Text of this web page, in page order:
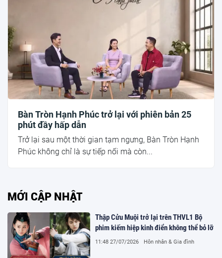
Bàn Tròn Hạnh Phúc trở lại với phiên bản 25
phút đầy hấp dẫn
Trở lại sau một thời gian tạm ngưng, Bàn Tròn Hạnh
Phúc không chỉ là sự tiếp nối mà còn...
MỚI CẬP NHẬT
Thập Cửu Muội trở lại trên THVL1 Bộ
phim kiếm hiệp kinh điển không thể bỏ lỡ
11:48 27/07/2026 Hôn nhân & Gia đình